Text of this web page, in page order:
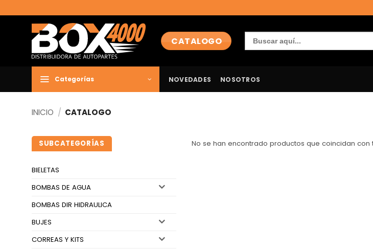
al
contenido
CATALOGO
Buscar:
Categorías NOVEDADES NOSOTROS
INICIO / CATALOGO
SUBCATEGORÍAS
BIELETAS
BOMBAS DE AGUA
BOMBAS DIR HIDRAULICA
BUJES
CORREAS Y KITS
No se han encontrado productos que coincidan con